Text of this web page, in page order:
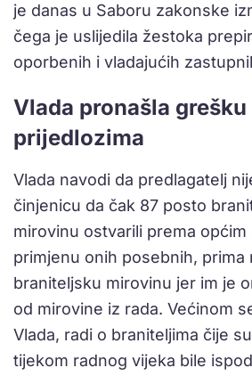
je danas u Saboru zakonske
čega je uslijedila žestoka
oporbenih i vladajućih
Vlada pronašla grešku
prijedlozima
Vlada navodi da predlagatelj
činjenicu da čak 87 posto
mirovinu ostvarili prema općim
primjenu onih posebnih, prima
braniteljsku mirovinu jer im je
od mirovine iz rada. Većinom
Vlada, radi o braniteljima čije
tijekom radnog vijeka bile